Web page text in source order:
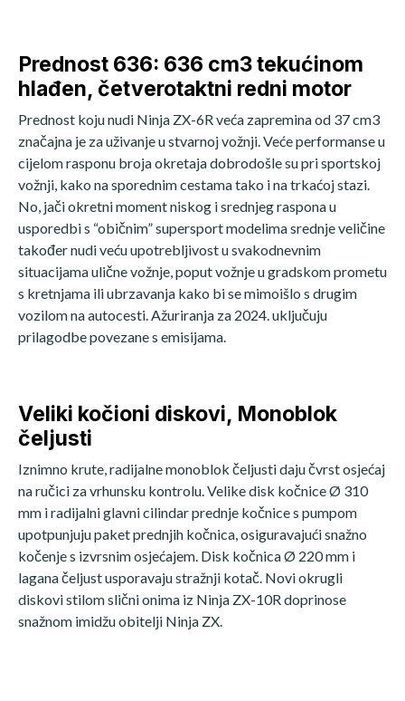
Prednost 636: 636 cm3 tekućinom
hlađen, četverotaktni redni motor
Prednost koju nudi Ninja ZX-6R veća zapremina od 37 cm3
značajna je za uživanje u stvarnoj vožnji. Veće performanse u
cijelom rasponu broja okretaja dobrodošle su pri sportskoj
vožnji, kako na sporednim cestama tako i na trkaćoj stazi.
No, jači okretni moment niskog i srednjeg raspona u
usporedbi s “običnim” supersport modelima srednje veličine
također nudi veću upotrebljivost u svakodnevnim
situacijama ulične vožnje, poput vožnje u gradskom prometu
s kretnjama ili ubrzavanja kako bi se mimoišlo s drugim
vozilom na autocesti. Ažuriranja za 2024. uključuju
prilagodbe povezane s emisijama.
Veliki kočioni diskovi, Monoblok
čeljusti
Iznimno krute, radijalne monoblok čeljusti daju čvrst osjećaj
na ručici za vrhunsku kontrolu. Velike disk kočnice Ø 310
mm i radijalni glavni cilindar prednje kočnice s pumpom
upotpunjuju paket prednjih kočnica, osiguravajući snažno
kočenje s izvrsnim osjećajem. Disk kočnica Ø 220 mm i
lagana čeljust usporavaju stražnji kotač. Novi okrugli
diskovi stilom slični onima iz Ninja ZX-10R doprinose
snažnom imidžu obitelji Ninja ZX.